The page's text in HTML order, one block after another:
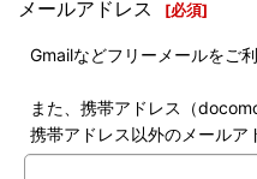
メールアドレス [必須]
Gmailなどフリーメールをご
また、携帯アドレス（
携帯アドレス以外のメールア